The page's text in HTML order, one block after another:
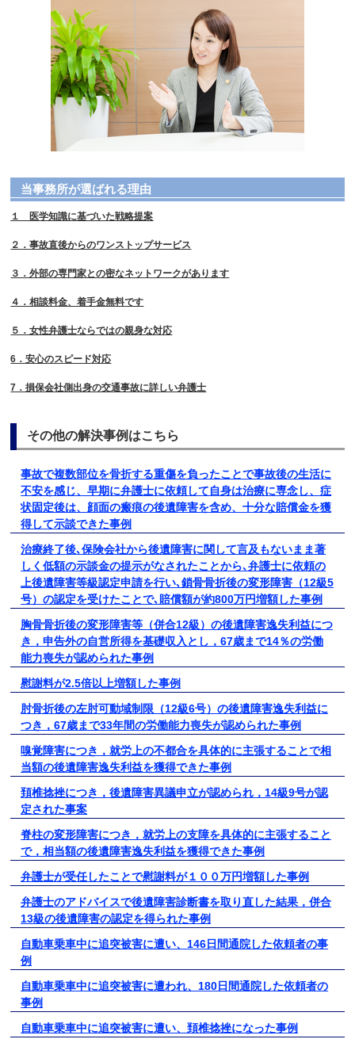
当事務所が選ばれる理由
１ 医学知識に基づいた戦略提案
２．事故直後からのワンストップサービス
３．外部の専門家との密なネットワークがあります
４．相談料金、着手金無料です
５．女性弁護士ならではの親身な対応
6．安心のスピード対応
7．損保会社側出身の交通事故に詳しい弁護士
その他の解決事例はこちら
事故で複数部位を骨折する重傷を負ったことで事故後の生活に
不安を感じ、早期に弁護士に依頼して自身は治療に専念し、症
状固定後は、顔面の瘢痕の後遺障害を含め、十分な賠償金を獲
得して示談できた事例
治療終了後､保険会社から後遺障害に関して言及もないまま著
しく低額の示談金の提示がなされたことから､弁護士に依頼の
上後遺障害等級認定申請を行い､鎖骨骨折後の変形障害（12級5
号）の認定を受けたことで､賠償額が約800万円増額した事例
胸骨骨折後の変形障害等（併合12級）の後遺障害逸失利益につ
き，申告外の自営所得を基礎収入とし，67歳まで14％の労働
能力喪失が認められた事例
慰謝料が2.5倍以上増額した事例
肘骨折後の左肘可動域制限（12級6号）の後遺障害逸失利益に
つき，67歳まで33年間の労働能力喪失が認められた事例
嗅覚障害につき，就労上の不都合を具体的に主張することで相
当額の後遺障害逸失利益を獲得できた事例
頚椎捻挫につき，後遺障害異議申立が認められ，14級9号が認
定された事案
脊柱の変形障害につき，就労上の支障を具体的に主張すること
で，相当額の後遺障害逸失利益を獲得できた事例
弁護士が受任したことで慰謝料が１００万円増額した事例
弁護士のアドバイスで後遺障害診断書を取り直した結果，併合
13級の後遺障害の認定を得られた事例
自動車乗車中に追突被害に遭い、146日間通院した依頼者の事
例
自動車乗車中に追突被害に遭われ、180日間通院した依頼者の
事例
自動車乗車中に追突被害に遭い、頚椎捻挫になった事例